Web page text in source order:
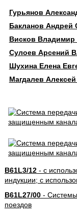
Гурьянов
Бакланов Андрей
Висков Владимир
Сулоев Арсений
Шухина Елена
Магдалев
B61L3/12- с
индукции; с
B61L27/00- Системы
поездов